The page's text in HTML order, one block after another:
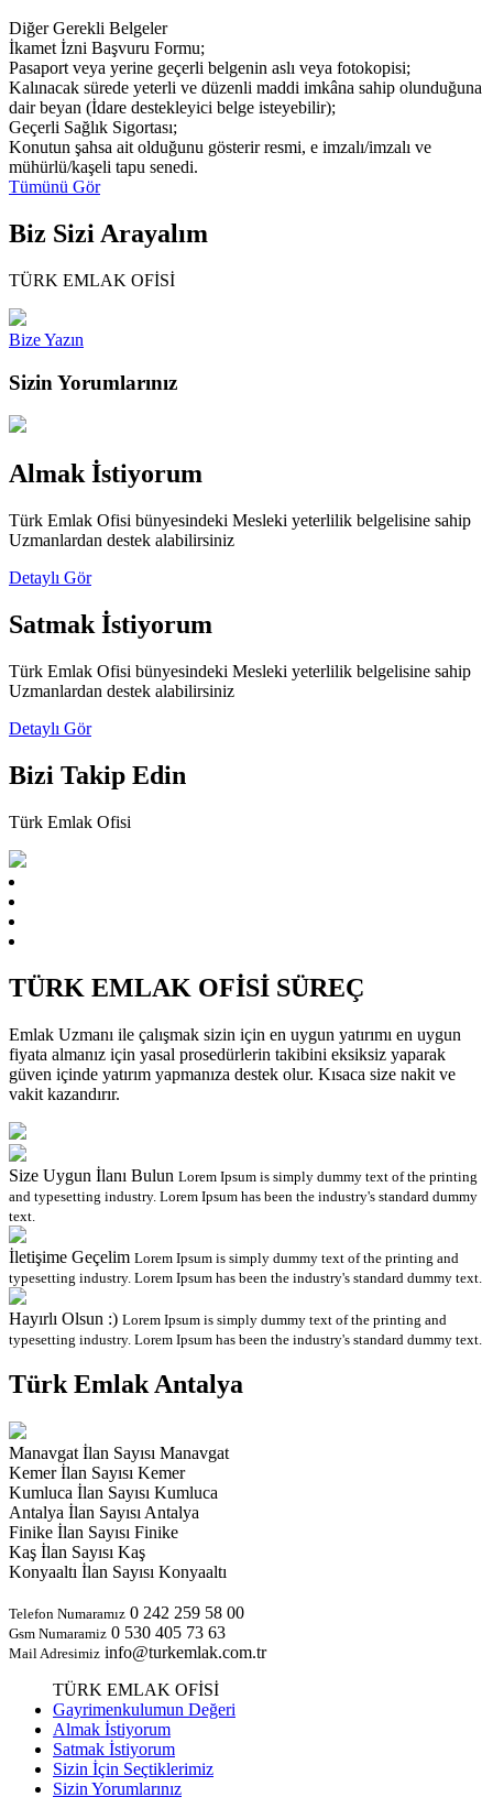
Diğer Gerekli Belgeler
İkamet İzni Başvuru Formu;
Pasaport veya yerine geçerli belgenin aslı veya fotokopisi;
Kalınacak sürede yeterli ve düzenli maddi imkâna sahip olunduğuna
dair beyan (İdare destekleyici belge isteyebilir);
Geçerli Sağlık Sigortası;
Konutun şahsa ait olduğunu gösterir resmi, e imzalı/imzalı ve
mühürlü/kaşeli tapu senedi.
Tümünü Gör
Biz Sizi Arayalım
TÜRK EMLAK OFİSİ
Bize Yazın
Sizin Yorumlarınız
Almak İstiyorum
Türk Emlak Ofisi bünyesindeki Mesleki yeterlilik belgelisine sahip
Uzmanlardan destek alabilirsiniz
Detaylı Gör
Satmak İstiyorum
Türk Emlak Ofisi bünyesindeki Mesleki yeterlilik belgelisine sahip
Uzmanlardan destek alabilirsiniz
Detaylı Gör
Bizi Takip Edin
Türk Emlak Ofisi
TÜRK EMLAK OFİSİ SÜREÇ
Emlak Uzmanı ile çalışmak sizin için en uygun yatırımı en uygun
fiyata almanız için yasal prosedürlerin takibini eksiksiz yaparak
güven içinde yatırım yapmanıza destek olur. Kısaca size nakit ve
vakit kazandırır.
Size Uygun İlanı Bulun Lorem Ipsum is simply dummy text of the printing
and typesetting industry. Lorem Ipsum has been the industry's standard dummy
text.
İletişime Geçelim Lorem Ipsum is simply dummy text of the printing and
typesetting industry. Lorem Ipsum has been the industry's standard dummy text.
Hayırlı Olsun :) Lorem Ipsum is simply dummy text of the printing and
typesetting industry. Lorem Ipsum has been the industry's standard dummy text.
Türk EmlakAntalya
Manavgat İlan Sayısı Manavgat
Kemer İlan Sayısı Kemer
Kumluca İlan Sayısı Kumluca
Antalya İlan Sayısı Antalya
Finike İlan Sayısı Finike
Kaş İlan Sayısı Kaş
Konyaaltı İlan Sayısı Konyaaltı
Telefon Numaramız 0 242 259 58 00
Gsm Numaramiz 0 530 405 73 63
Mail Adresimiz info@turkemlak.com.tr
TÜRK EMLAK OFİSİ
Gayrimenkulumun Değeri
Almak İstiyorum
Satmak İstiyorum
Sizin İçin Seçtiklerimiz
Sizin Yorumlarınız